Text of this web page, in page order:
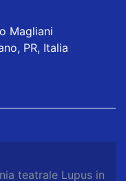
Magliani
PR, Italia
teatrale Lupus in